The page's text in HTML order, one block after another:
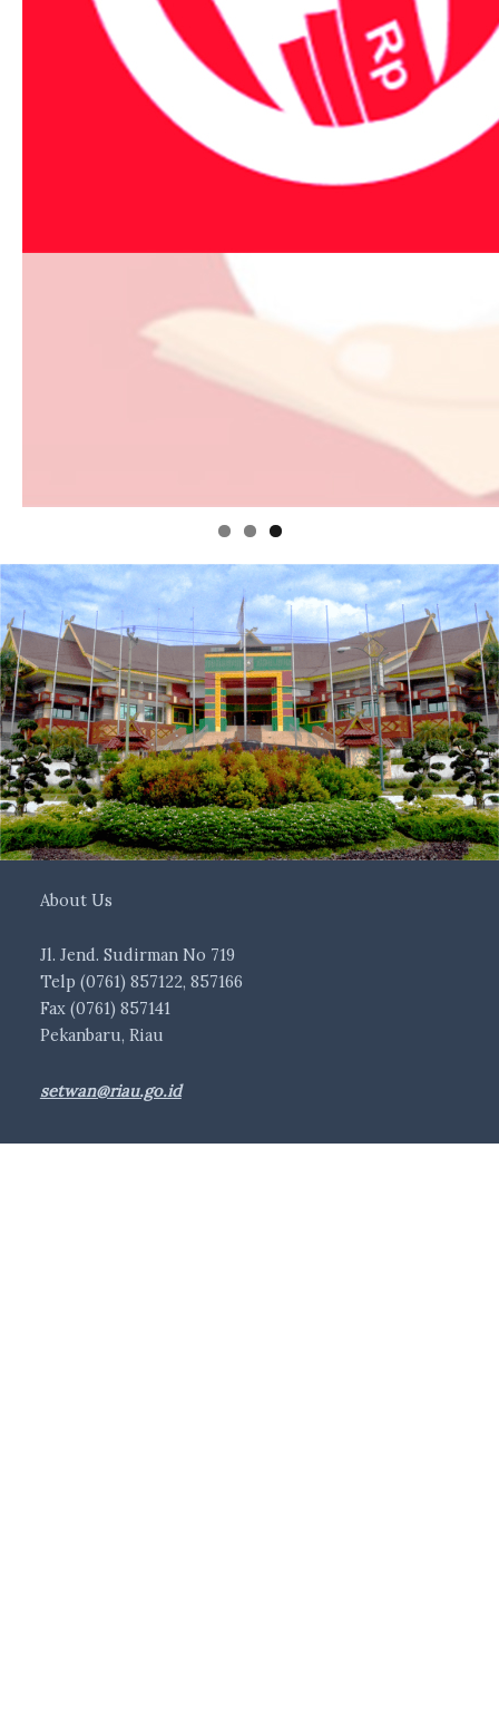
About Us
Jl. Jend. Sudirman No 719
Telp (0761) 857122, 857166
Fax (0761) 857141
Pekanbaru, Riau
setwan@riau.go.id